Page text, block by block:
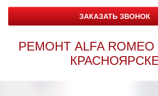
ЗАКАЗАТЬ ЗВОНОК
РЕМОНТ ALFA ROMEO